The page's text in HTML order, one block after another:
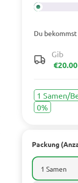
Du bekommst
Gib
€20.00
1 Samen/
0%
Packung
1 Samen